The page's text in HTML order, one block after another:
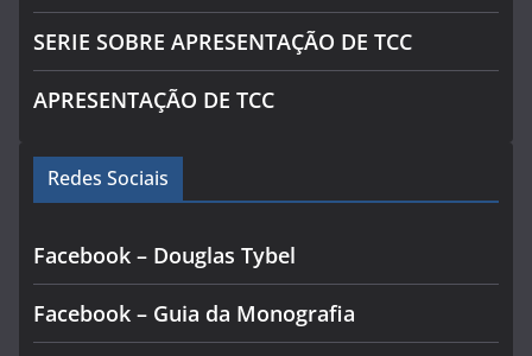
SERIE SOBRE APRESENTAÇÃO DE TCC
APRESENTAÇÃO DE TCC
Redes Sociais
Facebook – Douglas Tybel
Facebook – Guia da Monografia